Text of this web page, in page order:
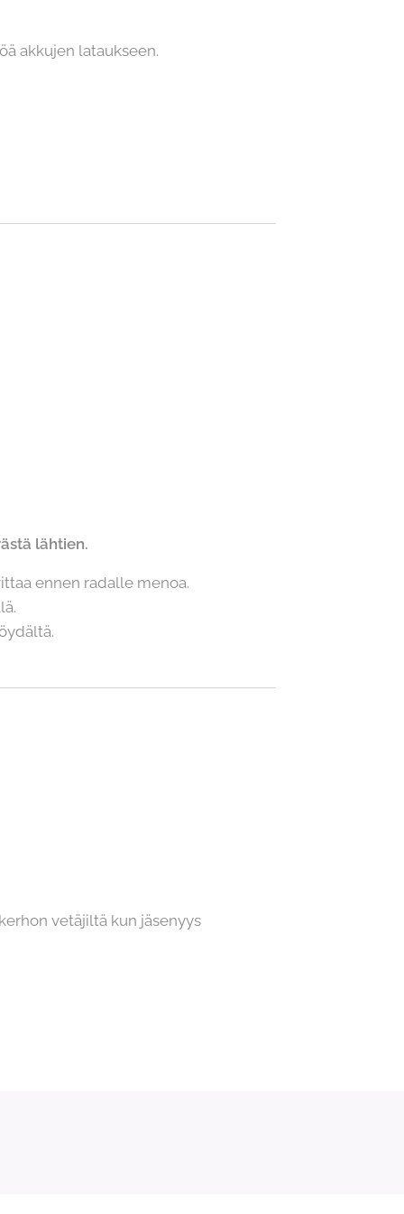
akkujen lataukseen.
lähtien.
ennen radalle menoa.
vetäjiltä kun jäsenyys